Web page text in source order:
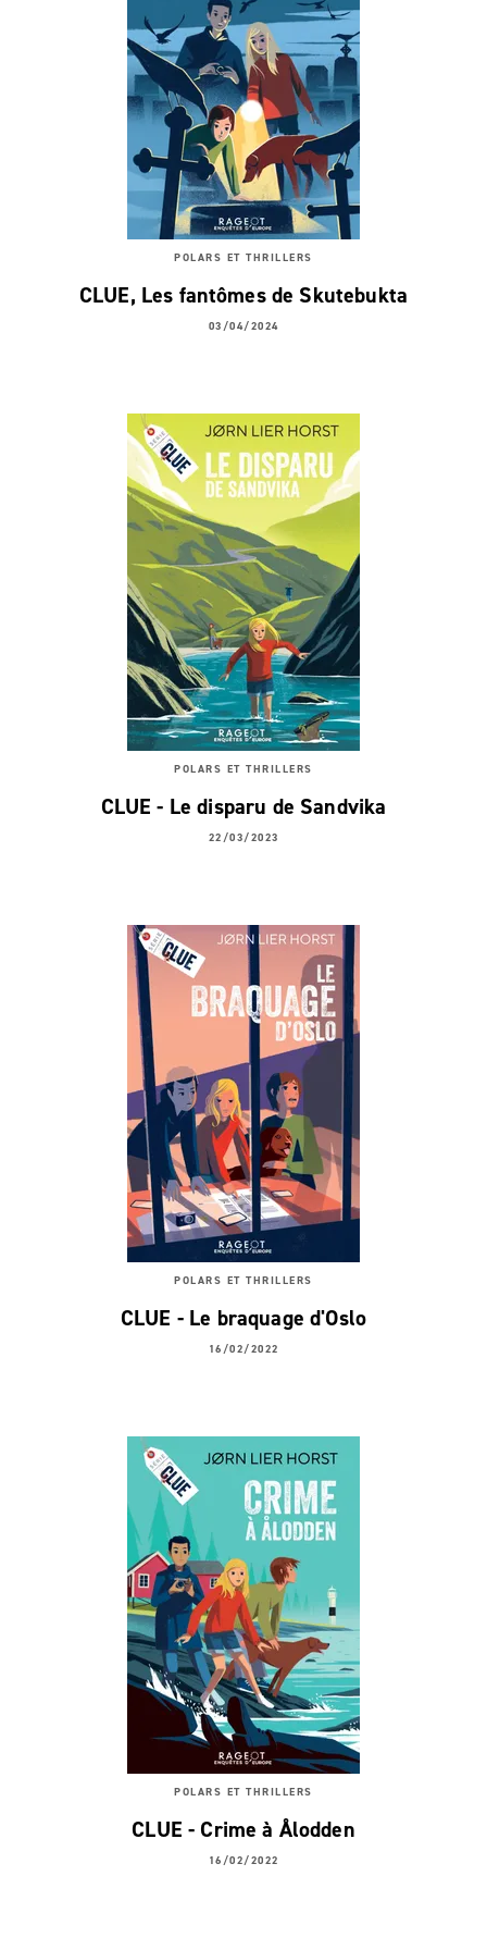
POLARS ET THRILLERS
CLUE, Les fantômes de Skutebukta
03/04/2024
POLARS ET THRILLERS
CLUE - Le disparu de Sandvika
22/03/2023
POLARS ET THRILLERS
CLUE - Le braquage d'Oslo
16/02/2022
POLARS ET THRILLERS
CLUE - Crime à Ålodden
16/02/2022